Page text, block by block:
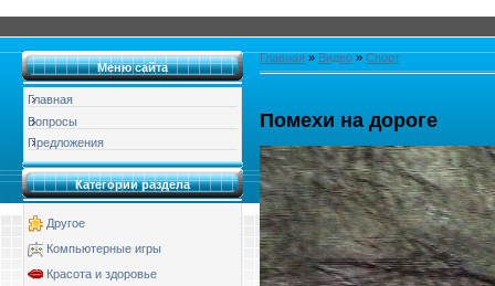
Меню сайта
Главная
Вопросы
Предложения
Категории раздела
Другое
Компьютерные игры
Красота и здоровье
Главная » Видео » Спорт
Помехи на дороге